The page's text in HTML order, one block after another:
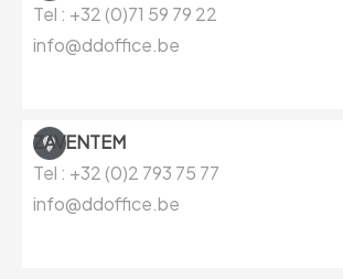
Tel : +32 (0)71 59 79 22
info@ddoffice.be
ZAVENTEM
Tel : +32 (0)2 793 75 77
info@ddoffice.be